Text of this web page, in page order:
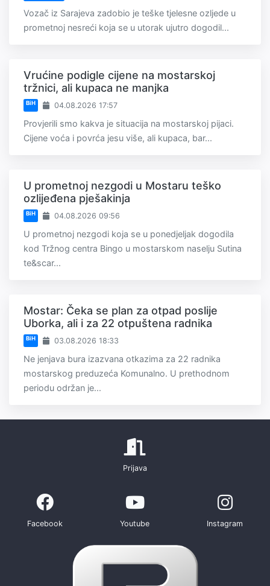
Vozač iz Sarajeva zadobio je teške tjelesne ozljede u
prometnoj nesreći koja se u utorak ujutro dogodil...
Vrućine podigle cijene na mostarskoj
tržnici, ali kupaca ne manjka
BiH 04.08.2026 17:57
Provjerili smo kakva je situacija na mostarskoj pijaci.
Cijene voća i povrća jesu više, ali kupaca, bar...
U prometnoj nezgodi u Mostaru teško
ozlijeđena pješakinja
BiH 04.08.2026 09:56
U prometnoj nezgodi koja se u ponedjeljak dogodila
kod Tržnog centra Bingo u mostarskom naselju Sutina
te&scar...
Mostar: Čeka se plan za otpad poslije
Uborka, ali i za 22 otpuštena radnika
BiH 03.08.2026 18:33
Ne jenjava bura izazvana otkazima za 22 radnika
mostarskog preduzeća Komunalno. U prethodnom
periodu održan je...
Prijava
Facebook Youtube Instagram